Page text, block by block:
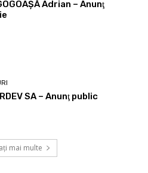
Adrian – Anunţ
SA – Anunţ public
mai multe